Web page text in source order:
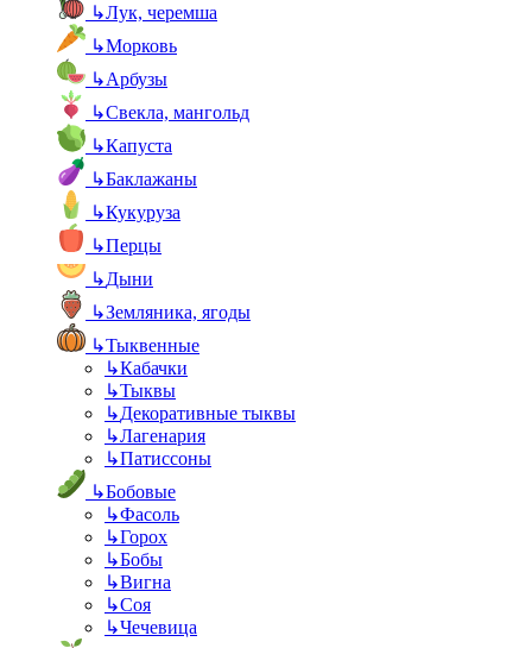
↳Лук, черемша
↳Морковь
↳Арбузы
↳Свекла, мангольд
↳Капуста
↳Баклажаны
↳Кукуруза
↳Перцы
↳Дыни
↳Земляника, ягоды
↳Тыквенные
↳Кабачки
↳Тыквы
↳Декоративные тыквы
↳Лагенария
↳Патиссоны
↳Бобовые
↳Фасоль
↳Горох
↳Бобы
↳Вигна
↳Соя
↳Чечевица